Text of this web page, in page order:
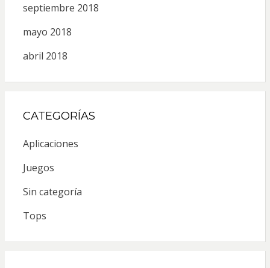
septiembre 2018
mayo 2018
abril 2018
CATEGORÍAS
Aplicaciones
Juegos
Sin categoría
Tops